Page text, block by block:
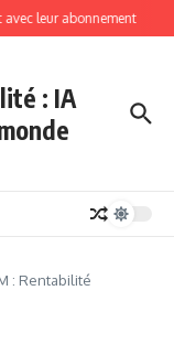
leur abonnement
: IA
: Rentabilité